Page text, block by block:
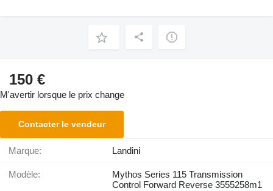
150 €
M'avertir lorsque le prix change
Contacter le vendeur
Marque: Landini
Modèle:
Mythos Series 115 Transmission
Control Forward Reverse 3555258m1